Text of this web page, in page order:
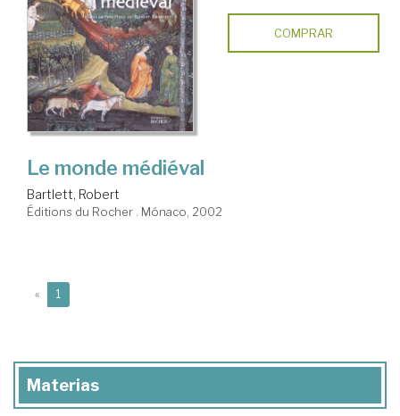
COMPRAR
Le monde médiéval
Bartlett, Robert
Éditions du Rocher . Mónaco, 2002
« 1
Materias